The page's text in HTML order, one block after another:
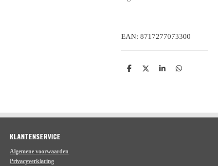
EAN: 8717277073300
D
D
S
D
KLANTENSERVICE
Algemene voorwaarden
Privacyverklaring